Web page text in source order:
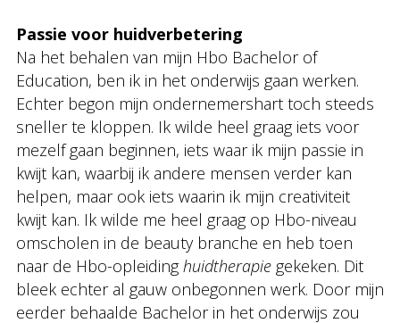
Passie voor huidverbetering
Na het behalen van mijn Hbo Bachelor of
Education, ben ik in het onderwijs gaan werken.
Echter begon mijn ondernemershart toch steeds
sneller te kloppen. Ik wilde heel graag iets voor
mezelf gaan beginnen, iets waar ik mijn passie in
kwijt kan, waarbij ik andere mensen verder kan
helpen, maar ook iets waarin ik mijn creativiteit
kwijt kan. Ik wilde me heel graag op Hbo-niveau
omscholen in de beauty branche en heb toen
naar de Hbo-opleidinghuidtherapie gekeken. Dit
bleek echter al gauw onbegonnen werk. Door mijn
eerder behaalde Bachelor in het onderwijs zou